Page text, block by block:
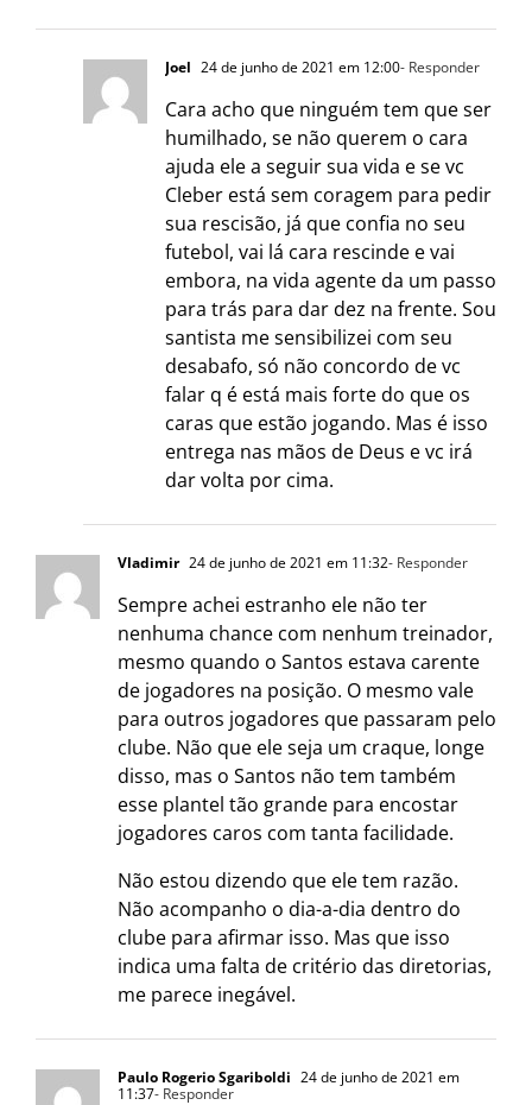
Joel 24 de junho de 2021 em 12:00- Responder
Cara acho que ninguém tem que ser
humilhado, se não querem o cara
ajuda ele a seguir sua vida e se vc
Cleber está sem coragem para pedir
sua rescisão, já que confia no seu
futebol, vai lá cara rescinde e vai
embora, na vida agente da um passo
para trás para dar dez na frente. Sou
santista me sensibilizei com seu
desabafo, só não concordo de vc
falar q é está mais forte do que os
caras que estão jogando. Mas é isso
entrega nas mãos de Deus e vc irá
dar volta por cima.
Vladimir 24 de junho de 2021 em 11:32- Responder
Sempre achei estranho ele não ter
nenhuma chance com nenhum treinador,
mesmo quando o Santos estava carente
de jogadores na posição. O mesmo vale
para outros jogadores que passaram pelo
clube. Não que ele seja um craque, longe
disso, mas o Santos não tem também
esse plantel tão grande para encostar
jogadores caros com tanta facilidade.
Não estou dizendo que ele tem razão.
Não acompanho o dia-a-dia dentro do
clube para afirmar isso. Mas que isso
indica uma falta de critério das diretorias,
me parece inegável.
Paulo Rogerio Sgariboldi 24 de junho de 2021 em
11:37- Responder